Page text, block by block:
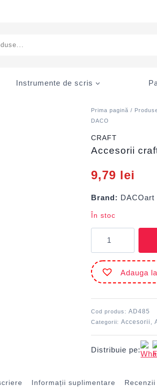
Instrumente de scris
Prima pagină /
DACO
CRAFT
Accesorii
9,79 lei
Brand: DACOart
În stoc
Accesorii
craft
-
AD485
Perlucele
Adauga
Cod produs:AD485
Categorii:Accesorii ,
Distribuie pe:
Informații suplimentare Recenzii